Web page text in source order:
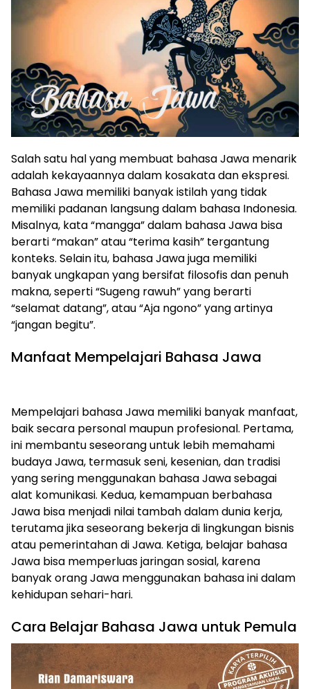
Salah satu hal yang membuat bahasa Jawa menarik
adalah kekayaannya dalam kosakata dan ekspresi.
Bahasa Jawa memiliki banyak istilah yang tidak
memiliki padanan langsung dalam bahasa Indonesia.
Misalnya, kata “mangga” dalam bahasa Jawa bisa
berarti “makan” atau “terima kasih” tergantung
konteks. Selain itu, bahasa Jawa juga memiliki
banyak ungkapan yang bersifat filosofis dan penuh
makna, seperti “Sugeng rawuh” yang berarti
“selamat datang”, atau “Aja ngono” yang artinya
“jangan begitu”.
Manfaat Mempelajari Bahasa Jawa
Mempelajari bahasa Jawa memiliki banyak manfaat,
baik secara personal maupun profesional. Pertama,
ini membantu seseorang untuk lebih memahami
budaya Jawa, termasuk seni, kesenian, dan tradisi
yang sering menggunakan bahasa Jawa sebagai
alat komunikasi. Kedua, kemampuan berbahasa
Jawa bisa menjadi nilai tambah dalam dunia kerja,
terutama jika seseorang bekerja di lingkungan bisnis
atau pemerintahan di Jawa. Ketiga, belajar bahasa
Jawa bisa memperluas jaringan sosial, karena
banyak orang Jawa menggunakan bahasa ini dalam
kehidupan sehari-hari.
Cara Belajar Bahasa Jawa untuk Pemula